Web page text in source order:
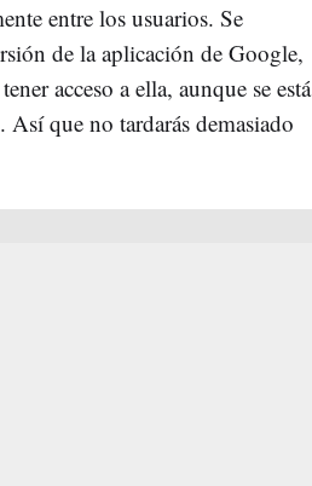
entre los usuarios. Se
de la aplicación de Google,
acceso a ella, aunque se está
que no tardarás demasiado